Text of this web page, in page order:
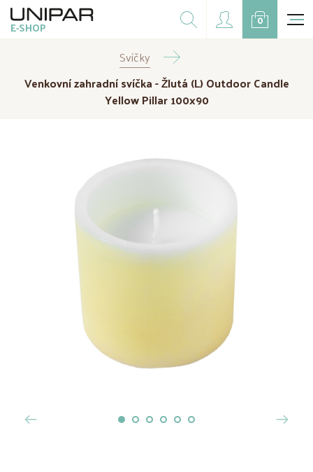
E-SHOP
Dárkové balíčky
Doplňky
Doprodej
Kampaně
CZK EUR
0
Svíčky
Venkovní zahradní svíčka - Žlutá (L) Outdoor Candle
Yellow Pillar 100x90